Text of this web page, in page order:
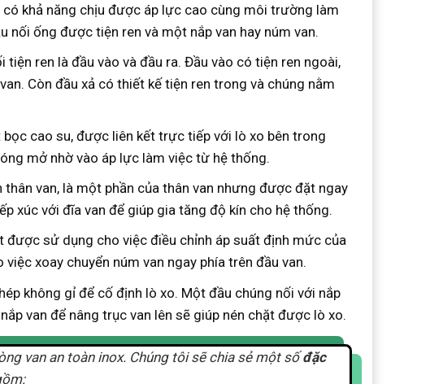
khả năng chịu được áp lực cao cùng môi trường làm
nối ống được tiện ren và một nắp van hay núm van.
tiện ren là đầu vào và đầu ra. Đầu vào có tiện ren ngoài,
Còn đầu xả có thiết kế tiện ren trong và chúng nằm
cao su, được liên kết trực tiếp với lò xo bên trong
mở nhờ vào áp lực làm việc từ hệ thống.
van, là một phần của thân van nhưng được đặt ngay
xúc với đĩa van để giúp gia tăng độ kín cho hệ thống.
được sử dụng cho việc điều chỉnh áp suất định mức của
xoay chuyển núm van ngay phía trên đầu van.
không gỉ để cố định lò xo. Một đầu chúng nối với nắp
van để nâng trục van lên sẽ giúp nén chặt được lò xo.
van an toàn inox. Chúng tôi sẽ chia sẻ một sốđặc